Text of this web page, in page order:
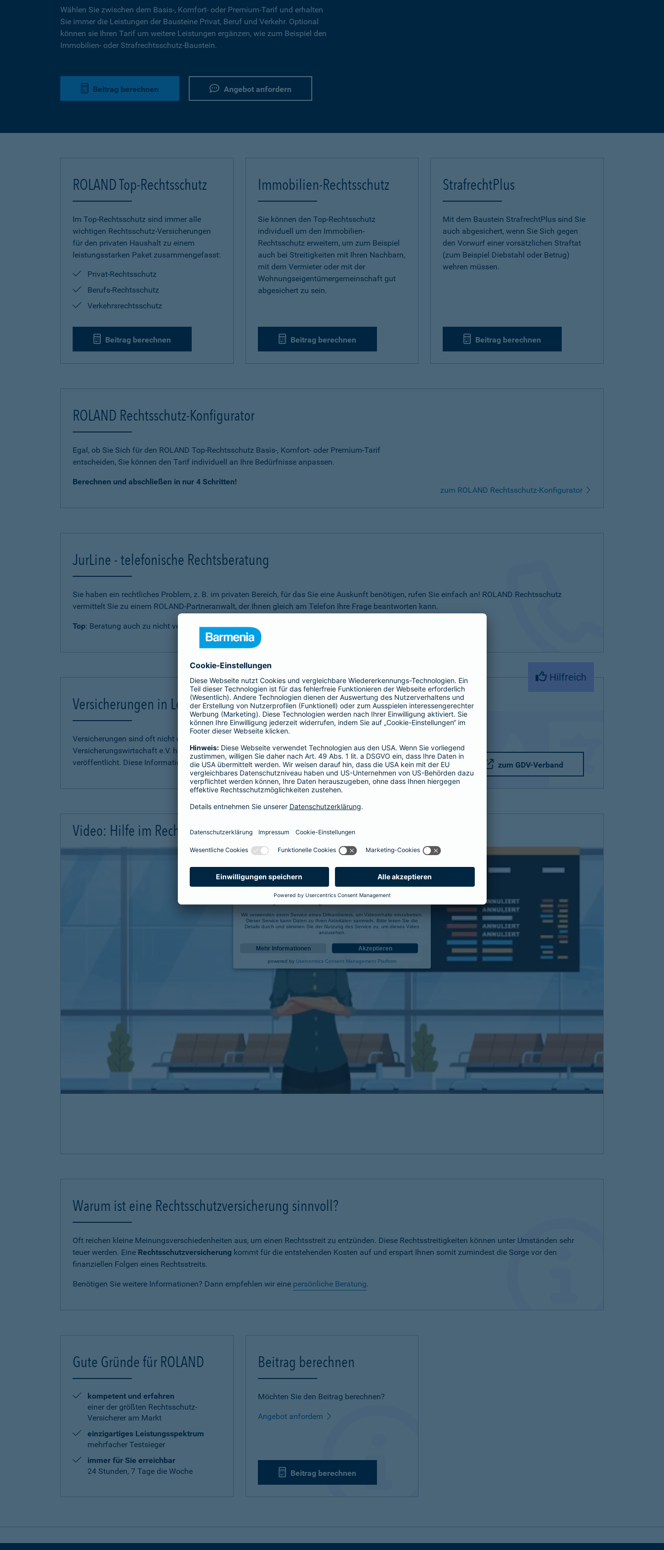
Wählen Sie zwischen dem Basis-, Komfort- oder Premium-Tarif und erhalten
Sie immer die Leistungen der Bausteine Privat, Beruf und Verkehr. Optional
können sie Ihren Tarif um weitere Leistungen ergänzen, wie zum Beispiel den
Immobilien- oder Strafrechtsschutz-Baustein.
Beitrag berechnen Angebot anfordern
ROLAND Top-Rechtsschutz
Im Top-Rechtsschutz sind immer alle
wichtigen Rechtsschutz-Versicherungen
für den privaten Haushalt zu einem
leistungsstarken Paket zusammengefasst:
Privat-Rechtsschutz
Berufs-Rechtsschutz
Verkehrsrechtsschutz
Beitrag berechnen
Immobilien-Rechtsschutz
Sie können den Top-Rechtsschutz
individuell um den Immobilien-
Rechtsschutz erweitern, um zum Beispiel
auch bei Streitigkeiten mit Ihren Nachbarn,
mit dem Vermieter oder mit der
Wohnungseigentümergemeinschaft gut
abgesichert zu sein.
Beitrag berechnen
StrafrechtPlus
Mit dem Baustein StrafrechtPlus sind Sie
auch abgesichert, wenn Sie Sich gegen
den Vorwurf einer vorsätzlichen Straftat
(zum Beispiel Diebstahl oder Betrug)
wehren müssen.
Beitrag berechnen
ROLAND Rechtsschutz-Konfigurator
Egal, ob Sie Sich für den ROLAND Top-Rechtsschutz Basis-, Komfort- oder Premium-Tarif
entscheiden, Sie können den Tarif individuell an Ihre Bedürfnisse anpassen.
Berechnen und abschließen in nur 4 Schritten!
zum ROLAND Rechtsschutz-Konfigurator
JurLine - telefonische Rechtsberatung
Sie haben ein rechtliches Problem, z. B. im privaten Bereich, für das Sie eine Auskunft benötigen, rufen Sie einfach an! ROLAND Rechtsschutz
vermittelt Sie zu einem ROLAND-Partneranwalt, der Ihnen gleich am Telefon Ihre Frage beantworten kann.
Top: Beratung auch zu nicht versicherten Rechtsfragen.
Hilfreich
Versicherungen in Leichter Sprache erklärt
Versicherungen sind oft nicht einfach zu verstehen. Der Gesamtverband der Deutschen
Versicherungswirtschaft e.V. hat
Informationen in Leichter Sprache zu diversen Versicherungen
veröffentlicht. Diese Informationen finden Sie hier.
zum GDV-Verband
Video: Hilfe im Rechtsschutzfall
Wir verwenden einen Service eines Drittanbieters, um Videoinhalte einzubetten.
Dieser Service kann Daten zu Ihren Aktivitäten sammeln. Bitte lesen Sie die
Details durch und stimmen Sie der Nutzung des Service zu, um dieses Video
anzusehen.
Mehr Informationen Akzeptieren
powered by Usercentrics Consent Management Platform
Warum ist eine Rechtsschutzversicherung sinnvoll?
Oft reichen kleine Meinungsverschiedenheiten aus, um einen Rechtsstreit zu entzünden. Diese Rechtsstreitigkeiten können unter Umständen sehr
teuer werden. Eine Rechtsschutzversicherung kommt für die entstehenden Kosten auf und erspart Ihnen somit zumindest die Sorge vor den
finanziellen Folgen eines Rechtsstreits.
Benötigen Sie weitere Informationen? Dann empfehlen wir eine persönliche Beratung.
Gute Gründe für ROLAND
kompetent und erfahren
einer der größten Rechtsschutz-
Versicherer am Markt
einzigartiges Leistungsspektrum
mehrfacher Testsieger
immer für Sie erreichbar
24 Stunden, 7 Tage die Woche
Beitrag berechnen
Möchten Sie den Beitrag berechnen?
Angebot anfordern
Beitrag berechnen